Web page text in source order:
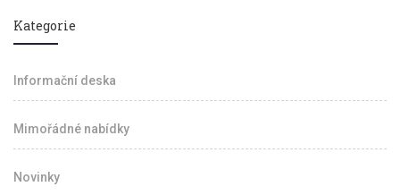
Kategorie
Informační deska
Mimořádné nabídky
Novinky